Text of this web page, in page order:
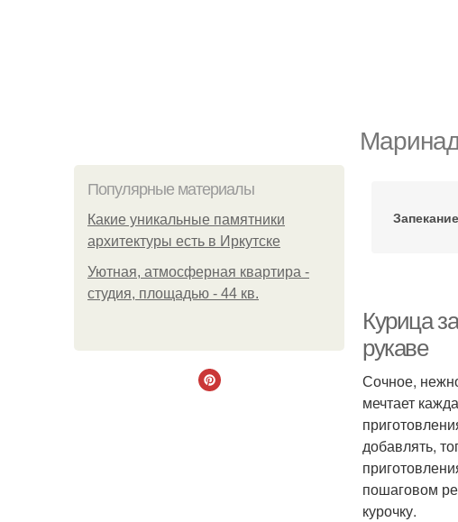
Популярные материалы
Какие уникальные памятники
архитектуры есть в Иркутске
Уютная, атмосферная квартира -
студия, площадью - 44 кв.
Курица
рукаве
Сочное,
мечтает
добавлять,
пошаговом
курочку.